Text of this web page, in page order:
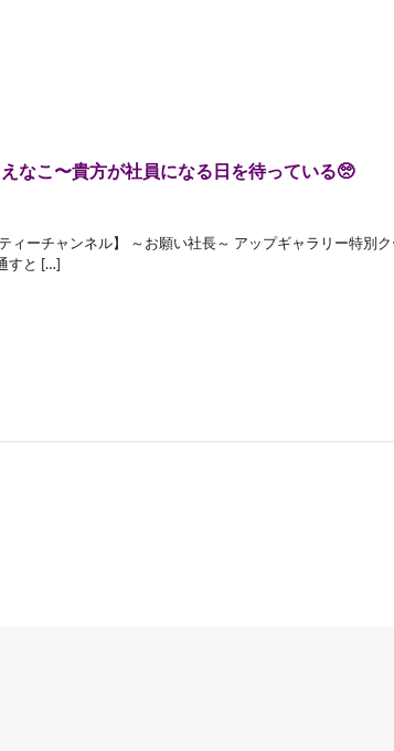
なこ〜貴方が社員になる日を待っている🥺
ィーチャンネル】 ～お願い社長～ アップギャラリー特別ク
すと […]